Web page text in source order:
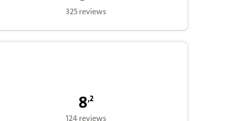
325 reviews
8,2 op basis van 124 waarderingen voor
8,2
124 reviews